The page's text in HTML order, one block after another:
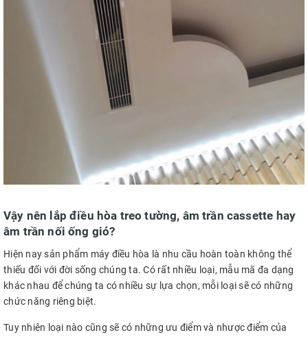
Vậy nên lắp điều hòa treo tường, âm trần cassette hay
âm trần nối ống gió?
Hiện nay sản phẩm máy điều hòa là nhu cầu hoàn toàn không thể
thiếu đối với đời sống chúng ta. Có rất nhiều loại, mẫu mã đa dạng
khác nhau để chúng ta có nhiều sự lựa chọn, mỗi loại sẽ có những
chức năng riêng biệt.
Tuy nhiên loại nào cũng sẽ có những ưu điểm và nhược điểm của